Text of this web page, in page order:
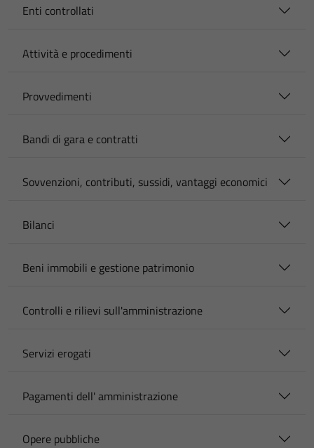
Enti controllati
Attività e procedimenti
Provvedimenti
Bandi di gara e contratti
Sovvenzioni, contributi, sussidi, vantaggi economici
Bilanci
Beni immobili e gestione patrimonio
Controlli e rilievi sull'amministrazione
Servizi erogati
Pagamenti dell' amministrazione
Opere pubbliche